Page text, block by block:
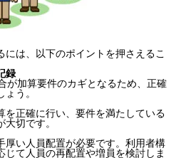
には、以下のポイントを押さえるこ
録
が加算要件のカギとなるため、正確
う。
を正確に行い、要件を満たしている
切です。
い人員配置が必要です。利用者構
じて人員の再配置や増員を検討しま